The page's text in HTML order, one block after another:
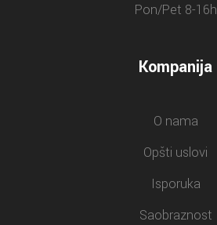
Pon/Pet 8-16h
Kompanija
O nama
Opšti uslovi
Isporuka
Saobraznost